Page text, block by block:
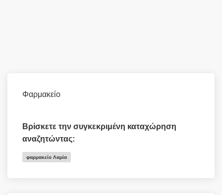
Φαρμακείο
Βρίσκετε την συγκεκριμένη καταχώρηση
αναζητώντας:
φαρμακείο Λαμία